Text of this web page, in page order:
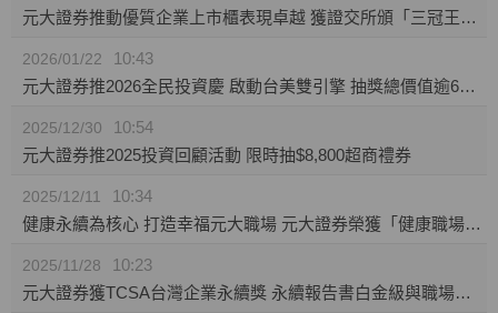
元大證券推動優質企業上市櫃表現卓越 獲證交所頒「三冠王」及櫃買中心肯定
2026/01/22
10:43
元大證券推2026全民投資慶 啟動台美雙引擎 抽獎總價值逾60萬
2025/12/30
10:54
元大證券推2025投資回顧活動 限時抽$8,800超商禮券
2025/12/11
10:34
健康永續為核心 打造幸福元大職場 元大證券榮獲「健康職場標竿獎」銅獎
2025/11/28
10:23
元大證券獲TCSA台灣企業永續獎 永續報告書白金級與職場福祉領袖獎雙項肯定